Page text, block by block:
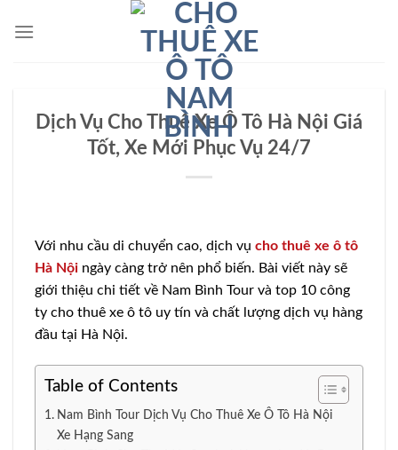
qua
Dịch Vụ Cho Thuê Xe Ô Tô Hà Nội Giá
Tốt, Xe Mới Phục Vụ 24/7
Với nhu cầu di chuyển cao, dịch vụ cho thuê xe ô tô
Hà Nội ngày càng trở nên phổ biến. Bài viết này sẽ
giới thiệu chi tiết về Nam Bình Tour và top 10 công
ty cho thuê xe ô tô uy tín và chất lượng dịch vụ hàng
đầu tại Hà Nội.
Table of Contents
Nam Bình Tour Dịch Vụ Cho Thuê Xe Ô Tô Hà Nội
Xe Hạng Sang